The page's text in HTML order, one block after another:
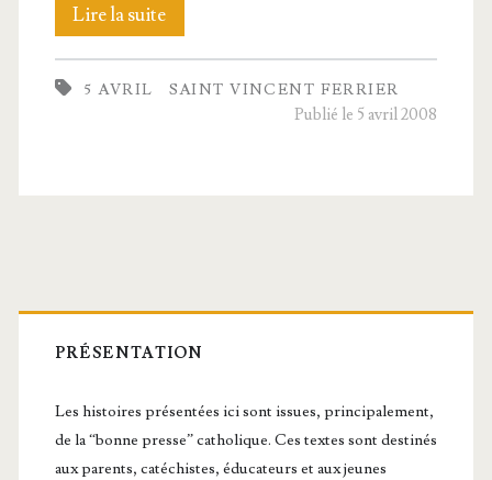
Lire la suiteSaint
Vincent
Fer­
5 AVRIL
SAINT VINCENT FERRIER
Publié le 5 avril 2008
Barre
latérale
principale
PRÉSENTATION
Les histoires présentées ici sont issues, principalement,
de la “bonne presse” catholique. Ces textes sont destinés
aux parents, catéchistes, éducateurs et aux jeunes